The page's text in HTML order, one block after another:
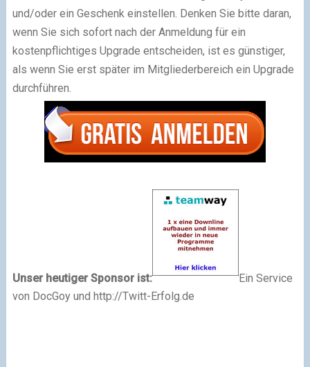
und/oder ein Geschenk einstellen. Denken Sie bitte daran,
wenn Sie sich sofort nach der Anmeldung für ein
kostenpflichtiges Upgrade entscheiden, ist es günstiger,
als wenn Sie erst später im Mitgliederbereich ein Upgrade
durchführen.
Unser heutiger Sponsor ist:
Ein Service
von DocGoy und http://Twitt-Erfolg.de